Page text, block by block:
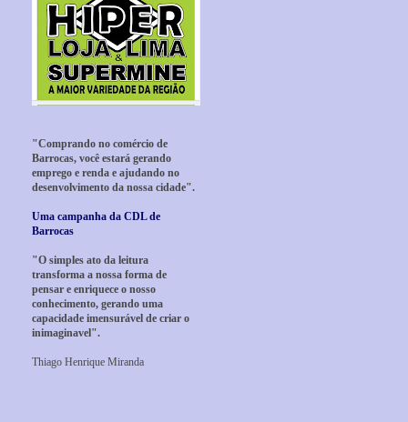
"Comprando no comércio de
Barrocas, você estará gerando
emprego e renda e ajudando no
desenvolvimento da nossa cidade".
Uma campanha da CDL de
Barrocas
"O simples ato da leitura
transforma a nossa forma de
pensar e enriquece o nosso
conhecimento, gerando uma
capacidade imensurável de criar o
inimaginavel".
Thiago Henrique Miranda